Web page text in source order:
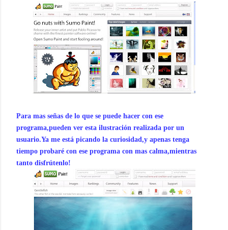
Para mas señas de lo que se puede hacer con ese
programa,pueden ver esta ilustración realizada por un
usuario.Ya me está picando la curiosidad,y apenas tenga
tiempo probaré con ese programa con mas calma,mientras
tanto disfrútenlo!